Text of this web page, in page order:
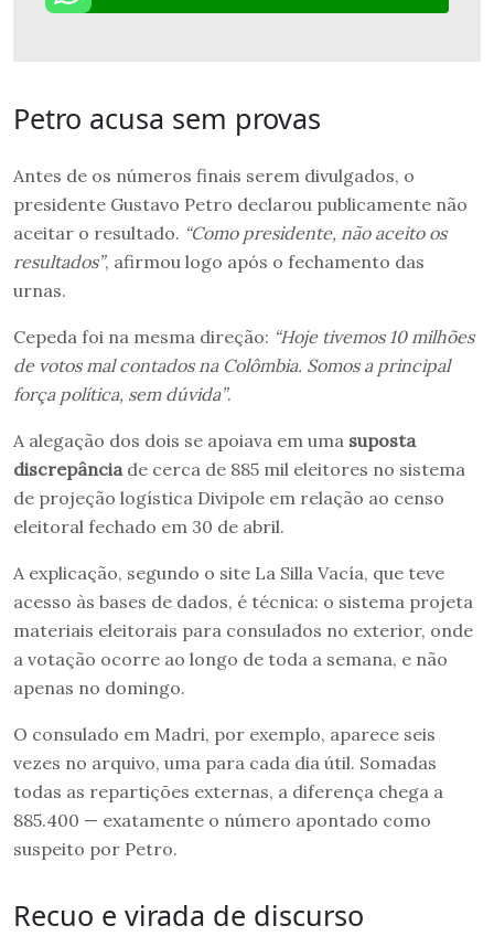
Petro acusa sem provas
Antes de os números finais serem divulgados, o
presidente Gustavo Petro declarou publicamente não
aceitar o resultado. “Como presidente, não aceito os
resultados”, afirmou logo após o fechamento das
urnas.
Cepeda foi na mesma direção: “Hoje tivemos 10 milhões
de votos mal contados na Colômbia. Somos a principal
força política, sem dúvida”.
A alegação dos dois se apoiava em uma suposta
discrepância de cerca de 885 mil eleitores no sistema
de projeção logística Divipole em relação ao censo
eleitoral fechado em 30 de abril.
A explicação, segundo o site La Silla Vacía, que teve
acesso às bases de dados, é técnica: o sistema projeta
materiais eleitorais para consulados no exterior, onde
a votação ocorre ao longo de toda a semana, e não
apenas no domingo.
O consulado em Madri, por exemplo, aparece seis
vezes no arquivo, uma para cada dia útil. Somadas
todas as repartições externas, a diferença chega a
885.400 — exatamente o número apontado como
suspeito por Petro.
Recuo e virada de discurso